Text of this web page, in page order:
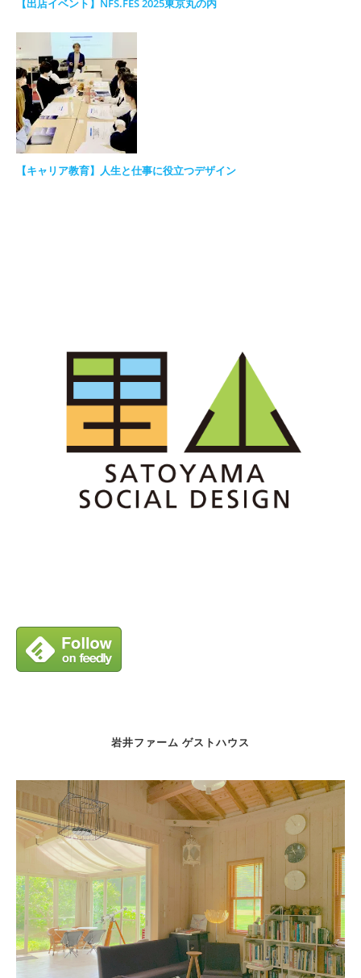
【出店イベント】NFS.FES 2025東京丸の内
【キャリア教育】人生と仕事に役立つデザイン
岩井ファーム ゲストハウス